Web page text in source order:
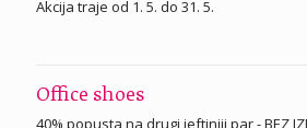
Akcija traje od 1. 5. do 31. 5.
Office shoes
40% popusta na drugi jeftiniji par - BEZ